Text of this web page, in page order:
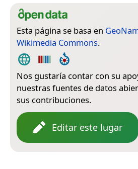
Esta página se basa en
Wikimedia Commons.
Nos gustaría contar con su
nuestras fuentes de datos
sus contribuciones.
Editar este lugar